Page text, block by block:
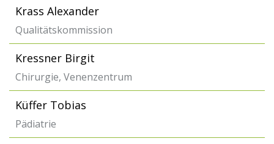
Krass Alexander
Qualitätskommission
Kressner Birgit
Chirurgie, Venenzentrum
Küffer Tobias
Pädiatrie